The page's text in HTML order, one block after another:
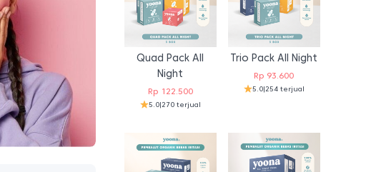
Quad Pack All
Night
Rp122.500
5.0|270 terjual
Trio Pack All Night
Rp 93.600
5.0|254 terjual